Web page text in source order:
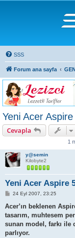
SSS
Forum ana sayfa
Yeni Acer
Cevapla
1
y@semin
Kilobyte2
Yeni Acer Aspire
M
s
j
24 Eyl 2007, 23:25
Acer’ın beklenen
tasarım, muhtesem
sunan model, farkı ile
parlıyor.